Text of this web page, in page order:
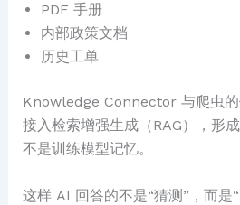
PDF 手册
内部政策文档
历史工单
Knowledge Connector 与爬虫
接入检索增强生成（RAG），形
不是训练模型记忆。
这样 AI 回答的不是“猜测”，而是“